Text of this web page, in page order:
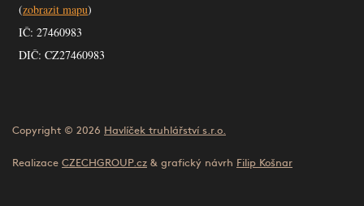
(zobrazit mapu)
IČ: 27460983
DIČ: CZ27460983
Copyright © 2026 Havlíček truhlářství s.r.o.
Realizace CZECHGROUP.cz & grafický návrh Filip Košnar